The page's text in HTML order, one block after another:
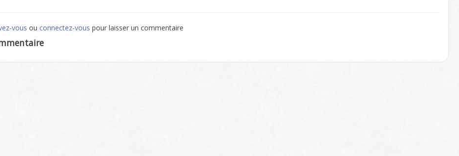
vous ouconnectez-vous pour laisser un commentaire